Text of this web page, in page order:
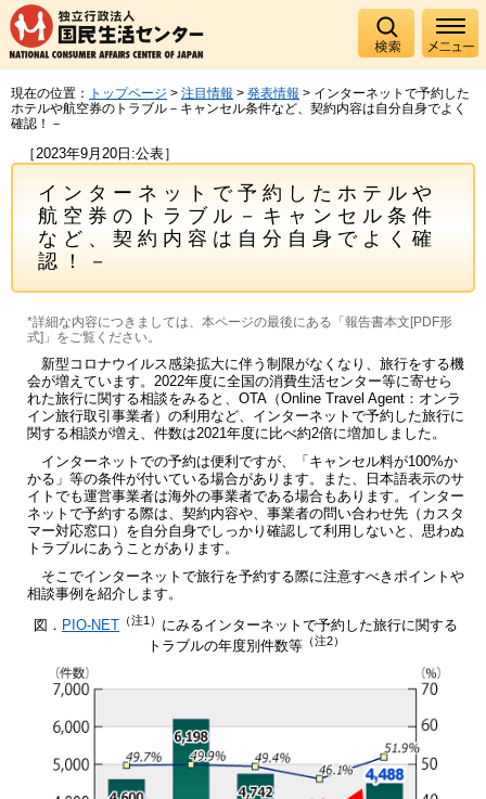
現在の位置： トップページ > 注目情報 > 発表情報 > インターネットで予約した
ホテルや航空券のトラブル－キャンセル条件など、契約内容は自分自身でよく
確認！－
［2023年9月20日:公表］
インターネットで予約したホテルや
航空券のトラブル－キャンセル条件
など、契約内容は自分自身でよく確
認！－
*詳細な内容につきましては、本ページの最後にある「報告書本文[PDF形
式]」をご覧ください。
新型コロナウイルス感染拡大に伴う制限がなくなり、旅行をする機
会が増えています。2022年度に全国の消費生活センター等に寄せら
れた旅行に関する相談をみると、OTA（Online Travel Agent：オンラ
イン旅行取引事業者）の利用など、インターネットで予約した旅行に
関する相談が増え、件数は2021年度に比べ約2倍に増加しました。
インターネットでの予約は便利ですが、「キャンセル料が100%か
かる」等の条件が付いている場合があります。また、日本語表示のサ
イトでも運営事業者は海外の事業者である場合もあります。インター
ネットで予約する際は、契約内容や、事業者の問い合わせ先（カスタ
マー対応窓口）を自分自身でしっかり確認して利用しないと、思わぬ
トラブルにあうことがあります。
そこでインターネットで旅行を予約する際に注意すべきポイントや
相談事例を紹介します。
図． PIO-NET （注1） にみるインターネットで予約した旅行に関する
トラブルの年度別件数等（注2）